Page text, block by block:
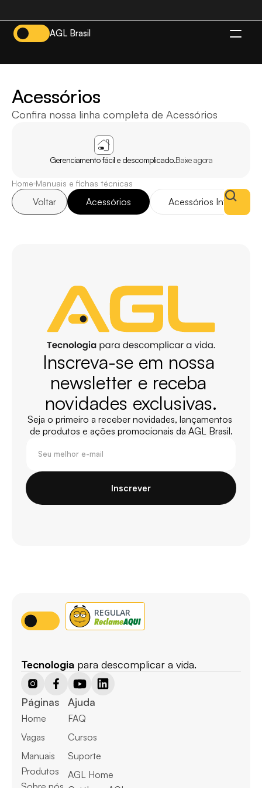
AGL Brasil
Acessórios
Confira nossa linha completa de Acessórios
Gerenciamento fácil e descomplicado.Baixe agora
Home Manuais e fichas técnicas
Voltar Acessórios Acessórios Interfones
Inscreva-se em nossa
newsletter e receba
novidades exclusivas.
Seja o primeiro a receber novidades, lançamentos
de produtos e ações promocionais da AGL Brasil.
Inscrever
Tecnologia para descomplicar a vida.
Páginas
Home
Vagas
Manuais
Produtos
Ajuda
FAQ
Cursos
Suporte
AGL Home